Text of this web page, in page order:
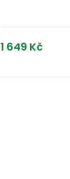
1 649 Kč